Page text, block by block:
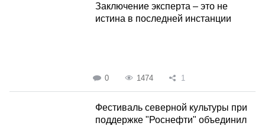
Заключение эксперта – это не
истина в последней инстанции
0 1474 1
Фестиваль северной культуры при
поддержке "Роснефти" объединил